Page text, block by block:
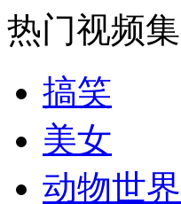
热门视频集
搞笑
美女
动物世界